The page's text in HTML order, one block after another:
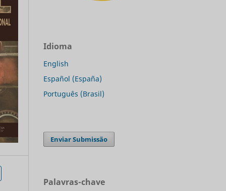
Idioma
English
Español (España)
Português (Brasil)
Enviar Submissão
Palavras-chave